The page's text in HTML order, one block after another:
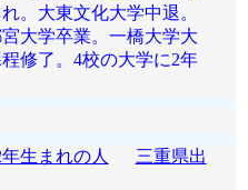
。大東文化大学中退。
大学卒業。一橋大学大
修了。4校の大学に2年
年生まれの人
三重県出